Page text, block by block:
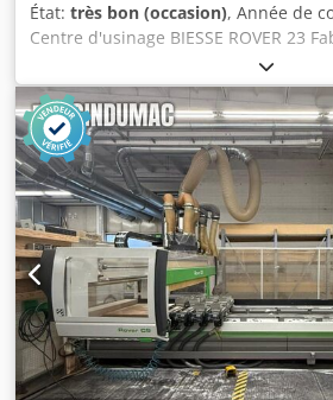
État: très bon (occasion), Année de
Centre d'usinage BIESSE ROVER 23
Modèle : Rover 23 Description :
de travail axe X : 2900 mm Zone de
Course de l’axe Z : 140 mm 4ème axe
consoles coulissantes et dispositifs
broche verticale électrique (7,8 kW,
changeur d’outils automatique, porte-
de changement d’outils automatique
– monté sur la tête d’usinage Tête de
- 10 broches verticales (axe Z) - 4
X) Dcodszrg Uiepfx Agfsk - 2 broches
Système de sécurité avec tapis de
à vide 250 m³/h EN EXCELLENT ÉTAT –
DANS L’ATELIER DU PROPRIÉTAIRE
2000 (certifié CE)